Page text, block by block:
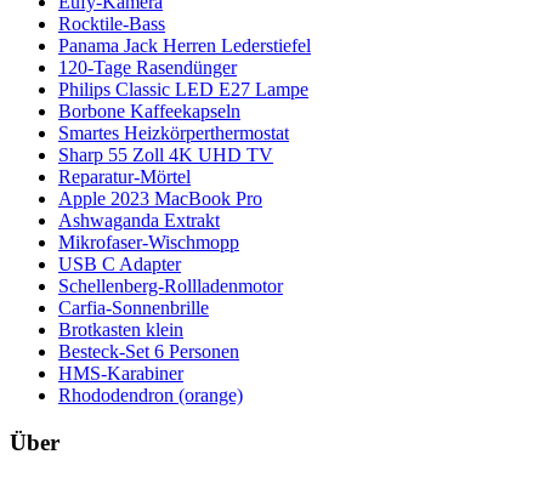
Rocktile-Bass
Panama Jack Herren Lederstiefel
120-Tage Rasendünger
Philips Classic LED E27 Lampe
Borbone Kaffeekapseln
Smartes Heizkörperthermostat
Sharp 55 Zoll 4K UHD TV
Reparatur-Mörtel
Apple 2023 MacBook Pro
Ashwaganda Extrakt
Mikrofaser-Wischmopp
USB C Adapter
Schellenberg-Rollladenmotor
Carfia-Sonnenbrille
Brotkasten klein
Besteck-Set 6 Personen
HMS-Karabiner
Rhododendron (orange)
Über